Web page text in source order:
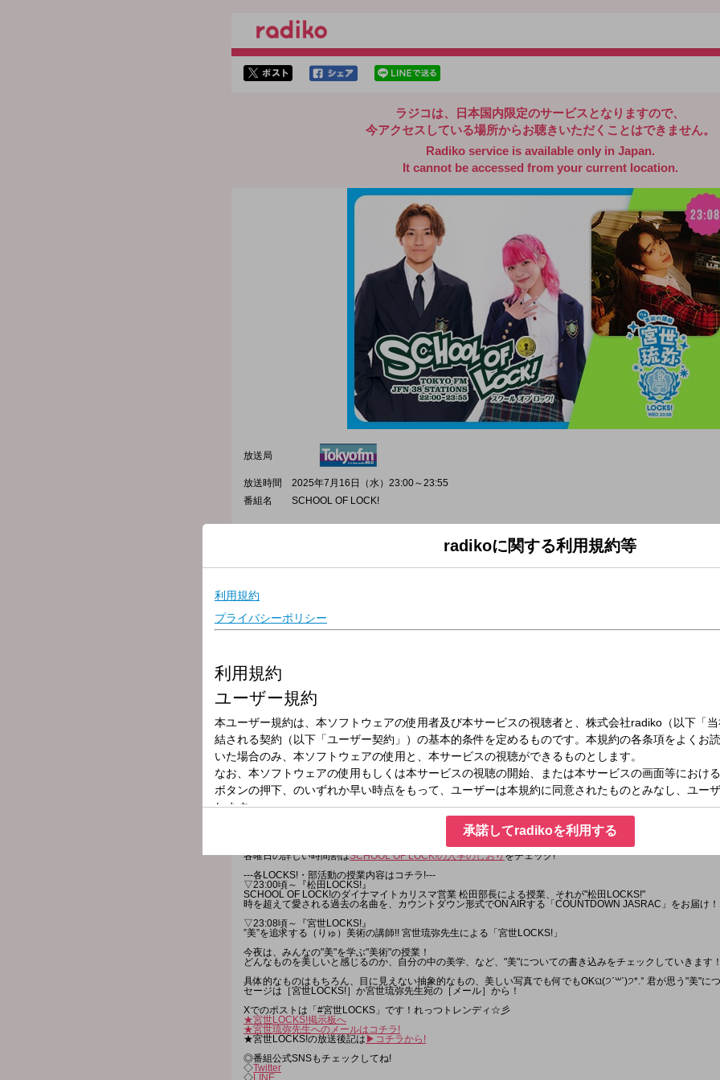
ラジコは、日本国内限定のサービスとなりますので、
今アクセスしている場所からお聴きいただくことはできません。
Radiko service is available only in Japan.
It cannot be accessed from your current location.
放送局
放送時間
2025年7月16日（水）23:00～23:55
番組名
SCHOOL OF LOCK!
今夜の授業テーマは「帰宅部 活動報告！」
放課後に何をしているのか!? バイト？友達と遊んでる？勉強？秘密の特訓!? ...などなど、帰宅部のみんなが何
学校掲示板、メール、公式LINEから書き込み・メッセージ待ってます！
---番組へのメッセージはコチラから!---
◇メールを送る
◇公式LINEアカウントから送る
◇FAXを送る：03-3221-1800
★番組WEBサイトはコチラ!
【今夜の時間割】
▽22:00～『生放送教室①』＜こもり校長・アンジー教頭＞
▽22:18頃～『NiziU LOCKS!』＜NiziU＞
▽22:30頃～『生放送教室②』＜こもり校長・アンジー教頭＞
▽22:55頃～(一部地域を除き)『どっちのCat or Dog』
▽23:00頃～『COUNTDOWN JASRAC』＜DJ MATSUDA-BUCHO＞
▽23:30頃～『生放送教室③』＜こもり校長・アンジー教頭＞
SCHOOL OF LOCK!は毎日入れ替わりでアーティスト講師が登場!
各曜日の詳しい時間割はSCHOOL OF LOCK!の入学のしおりをチェック!
---各LOCKS!・部活動の授業内容はコチラ!---
▽23:00頃～『松田LOCKS!』
SCHOOL OF LOCK!のダイナマイトカリスマ営業 松田部長による授業、それが"松田LOCKS!"
時を超えて愛される過去の名曲を、カウントダウン形式でON AIRする「COUNTDOWN JASRAC」をお届け！
▽23:08頃～『宮世LOCKS!』
”美”を追求する（りゅ）美術の講師!! 宮世琉弥先生による「宮世LOCKS!」
今夜は、みんなの"美"を学ぶ"美術"の授業！
どんなものを美しいと感じるのか、自分の中の美学、など、"美"についての書き込みをチェックしていきます！
具体的なものはもちろん、目に見えない抽象的なもの、美しい写真でも何でもOKଘ(੭ˊ꒳ˋ)੭*.° 君が思う"美"に
セージは［宮世LOCKS!］か宮世琉弥先生宛の［メール］から！
Xでのポストは「#宮世LOCKS」です！れっつトレンディ☆彡
★宮世LOCKS!掲示板へ
★宮世琉弥先生へのメールはコチラ!
★宮世LOCKS!の放送後記は ▶︎コチラから!
◎番組公式SNSもチェックしてね!
◇Twitter
◇ LINE
radikoに関する利用規約等
承諾してradikoを利用する